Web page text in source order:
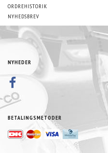
ORDREHISTORIK
NYHEDSBREV
NYHEDER
BETALINGSMETODER